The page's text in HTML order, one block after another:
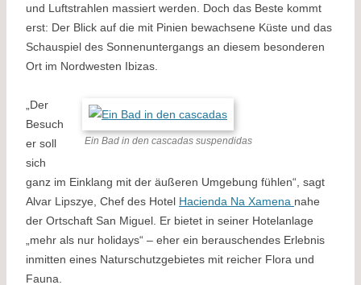
und Luftstrahlen massiert werden. Doch das Beste kommt
erst: Der Blick auf die mit Pinien bewachsene Küste und das
Schauspiel des Sonnenuntergangs an diesem besonderen
Ort im Nordwesten Ibizas.
Ein Bad in den cascadas suspendidas
„Der
Besuch
er soll
sich
ganz im Einklang mit der äußeren Umgebung fühlen“, sagt
Alvar Lipszye, Chef des Hotel Hacienda Na Xamena nahe
der Ortschaft San Miguel. Er bietet in seiner Hotelanlage
„mehr als nur holidays“ – eher ein berauschendes Erlebnis
inmitten eines Naturschutzgebietes mit reicher Flora und
Fauna.